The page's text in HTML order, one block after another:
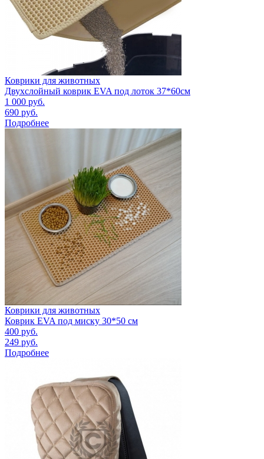
Коврики для животных
Двухслойный коврик EVA под лоток 37*60см
1 000 руб.
690 руб.
Подробнее
Коврики для животных
Коврик EVA под миску 30*50 см
400 руб.
249 руб.
Подробнее